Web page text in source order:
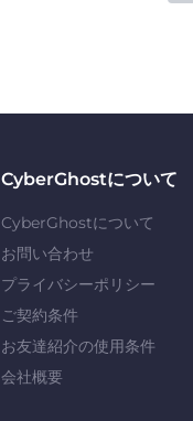
CyberGhostについて
CyberGhostについて
お問い合わせ
プライバシーポリシー
ご契約条件
お友達紹介の使用条件
会社概要